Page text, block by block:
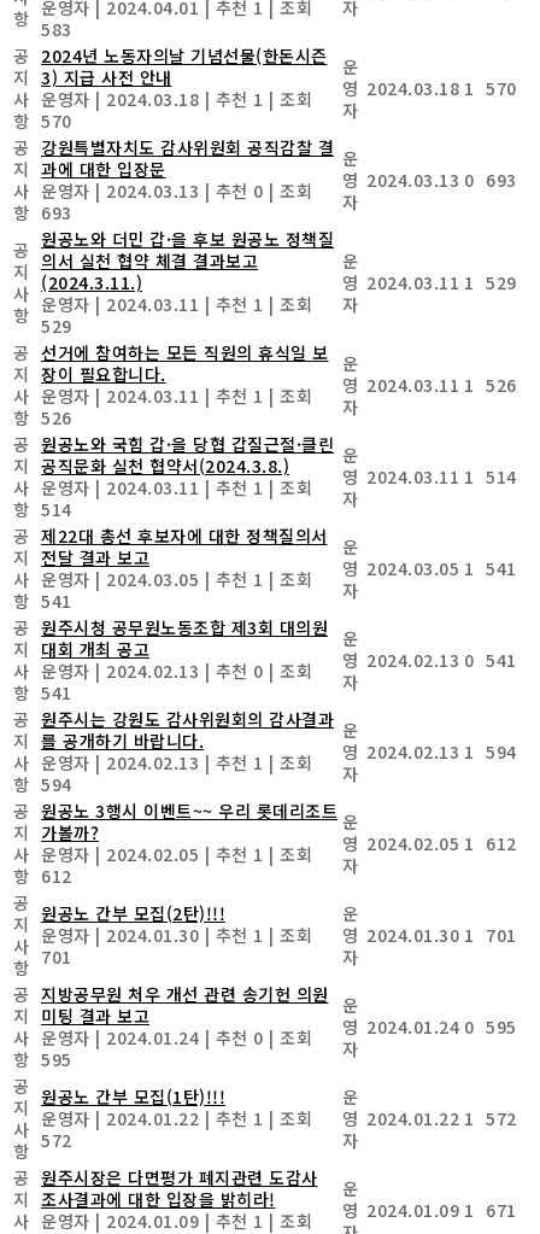
항 운영자 | 2024.04.01 | 추천 1 | 조회
583
자
공
지
사
항
2024년 노동자의날 기념선물(한돈시즌
3) 지급 사전 안내
운영자 | 2024.03.18 | 추천 1 | 조회
570
운
영
자
2024.03.18 1 570
공
지
사
항
강원특별자치도 감사위원회 공직감찰 결
과에 대한 입장문
운영자 | 2024.03.13 | 추천 0 | 조회
693
운
영
자
2024.03.13 0 693
공
지
사
항
원공노와 더민 갑·을 후보 원공노 정책질
의서 실천 협약 체결 결과보고
(2024.3.11.)
운영자 | 2024.03.11 | 추천 1 | 조회
529
운
영
자
2024.03.11 1 529
공
지
사
항
선거에 참여하는 모든 직원의 휴식일 보
장이 필요합니다.
운영자 | 2024.03.11 | 추천 1 | 조회
526
운
영
자
2024.03.11 1 526
공
지
사
항
원공노와 국힘 갑·을 당협 갑질근절·클린
공직문화 실천 협약서(2024.3.8.)
운영자 | 2024.03.11 | 추천 1 | 조회
514
운
영
자
2024.03.11 1 514
공
지
사
항
제22대 총선 후보자에 대한 정책질의서
전달 결과 보고
운영자 | 2024.03.05 | 추천 1 | 조회
541
운
영
자
2024.03.05 1 541
공
지
사
항
원주시청 공무원노동조합 제3회 대의원
대회 개최 공고
운영자 | 2024.02.13 | 추천 0 | 조회
541
운
영
자
2024.02.13 0 541
공
지
사
항
원주시는 강원도 감사위원회의 감사결과
를 공개하기 바랍니다.
운영자 | 2024.02.13 | 추천 1 | 조회
594
운
영
자
2024.02.13 1 594
공
지
사
항
원공노 3행시 이벤트~~ 우리 롯데리조트
가볼까?
운영자 | 2024.02.05 | 추천 1 | 조회
612
운
영
자
2024.02.05 1 612
공
지
사
항
원공노 간부 모집(2탄)!!!
운영자 | 2024.01.30 | 추천 1 | 조회
701
운
영
자
2024.01.30 1 701
공
지
사
항
지방공무원 처우 개선 관련 송기헌 의원
미팅 결과 보고
운영자 | 2024.01.24 | 추천 0 | 조회
595
운
영
자
2024.01.24 0 595
공
지
사
항
원공노 간부 모집(1탄)!!!
운영자 | 2024.01.22 | 추천 1 | 조회
572
운
영
자
2024.01.22 1 572
공
지
사
원주시장은 다면평가 폐지관련 도감사
조사결과에 대한 입장을 밝히라!
운영자 | 2024.01.09 | 추천 1 | 조회
운
영 2024.01.09 1 671